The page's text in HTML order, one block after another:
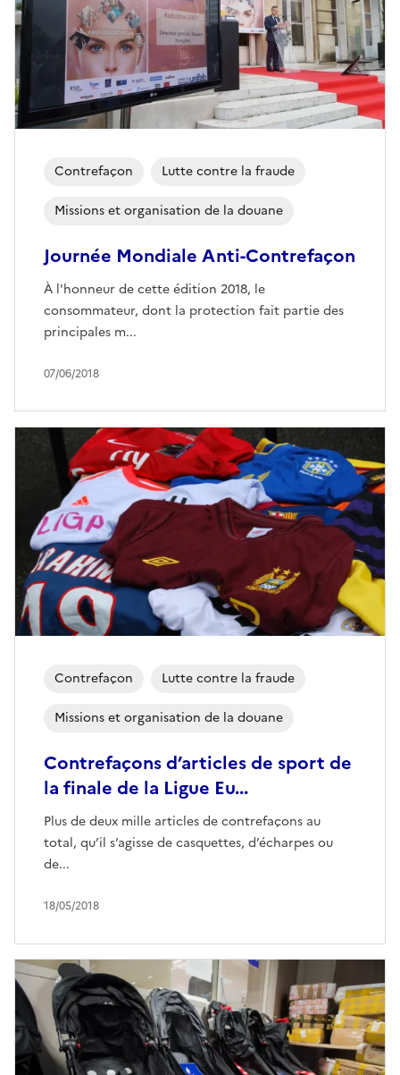
Contrefaçon Lutte contre la fraude
Missions et organisation de la douane
07/06/2018
Journée Mondiale Anti-Contrefaçon
À l'honneur de cette édition 2018, le
consommateur, dont la protection fait partie des
principales m...
Contrefaçon Lutte contre la fraude
Missions et organisation de la douane
18/05/2018
Contrefaçons d’articles de sport de
la finale de la Ligue Eu...
Plus de deux mille articles de contrefaçons au
total, qu’il s’agisse de casquettes, d’écharpes ou
de...